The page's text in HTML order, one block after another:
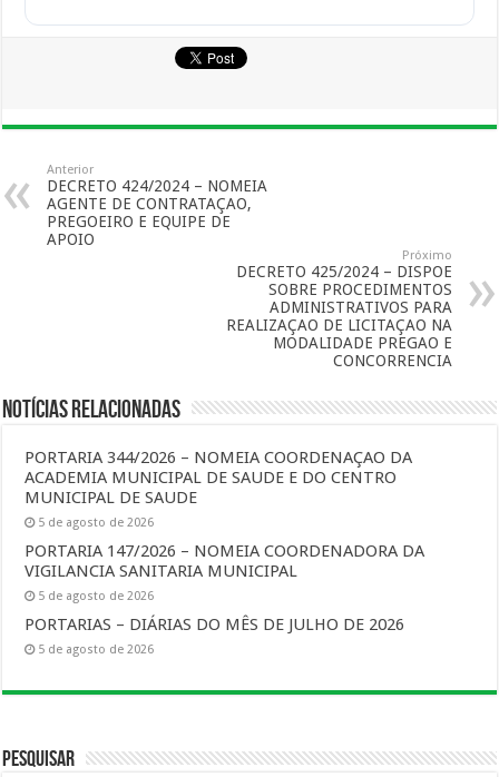
Anterior
DECRETO 424/2024 – NOMEIA
AGENTE DE CONTRATAÇAO,
PREGOEIRO E EQUIPE DE
APOIO
Próximo
DECRETO 425/2024 – DISPOE
SOBRE PROCEDIMENTOS
ADMINISTRATIVOS PARA
REALIZAÇAO DE LICITAÇAO NA
MODALIDADE PREGAO E
CONCORRENCIA
Notícias Relacionadas
PORTARIA 344/2026 – NOMEIA COORDENAÇAO DA
ACADEMIA MUNICIPAL DE SAUDE E DO CENTRO
MUNICIPAL DE SAUDE
5 de agosto de 2026
PORTARIA 147/2026 – NOMEIA COORDENADORA DA
VIGILANCIA SANITARIA MUNICIPAL
5 de agosto de 2026
PORTARIAS – DIÁRIAS DO MÊS DE JULHO DE 2026
5 de agosto de 2026
Pesquisar